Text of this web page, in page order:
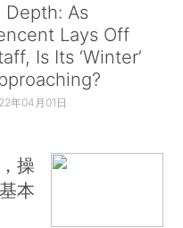
Depth: As
Lays Off
Is Its ‘Winter’
年04月01日
操
本